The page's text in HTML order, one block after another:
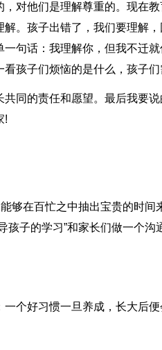
对他们是理解尊重的。现在
。孩子出错了，我们要理解
句话：我理解你，但我不迁
孩子们烦恼的是什么，孩子
同的责任和愿望。最后我要
!
够在百忙之中抽出宝贵的时间
子的学习”和家长们做一个沟
个好习惯一旦养成，长大后便